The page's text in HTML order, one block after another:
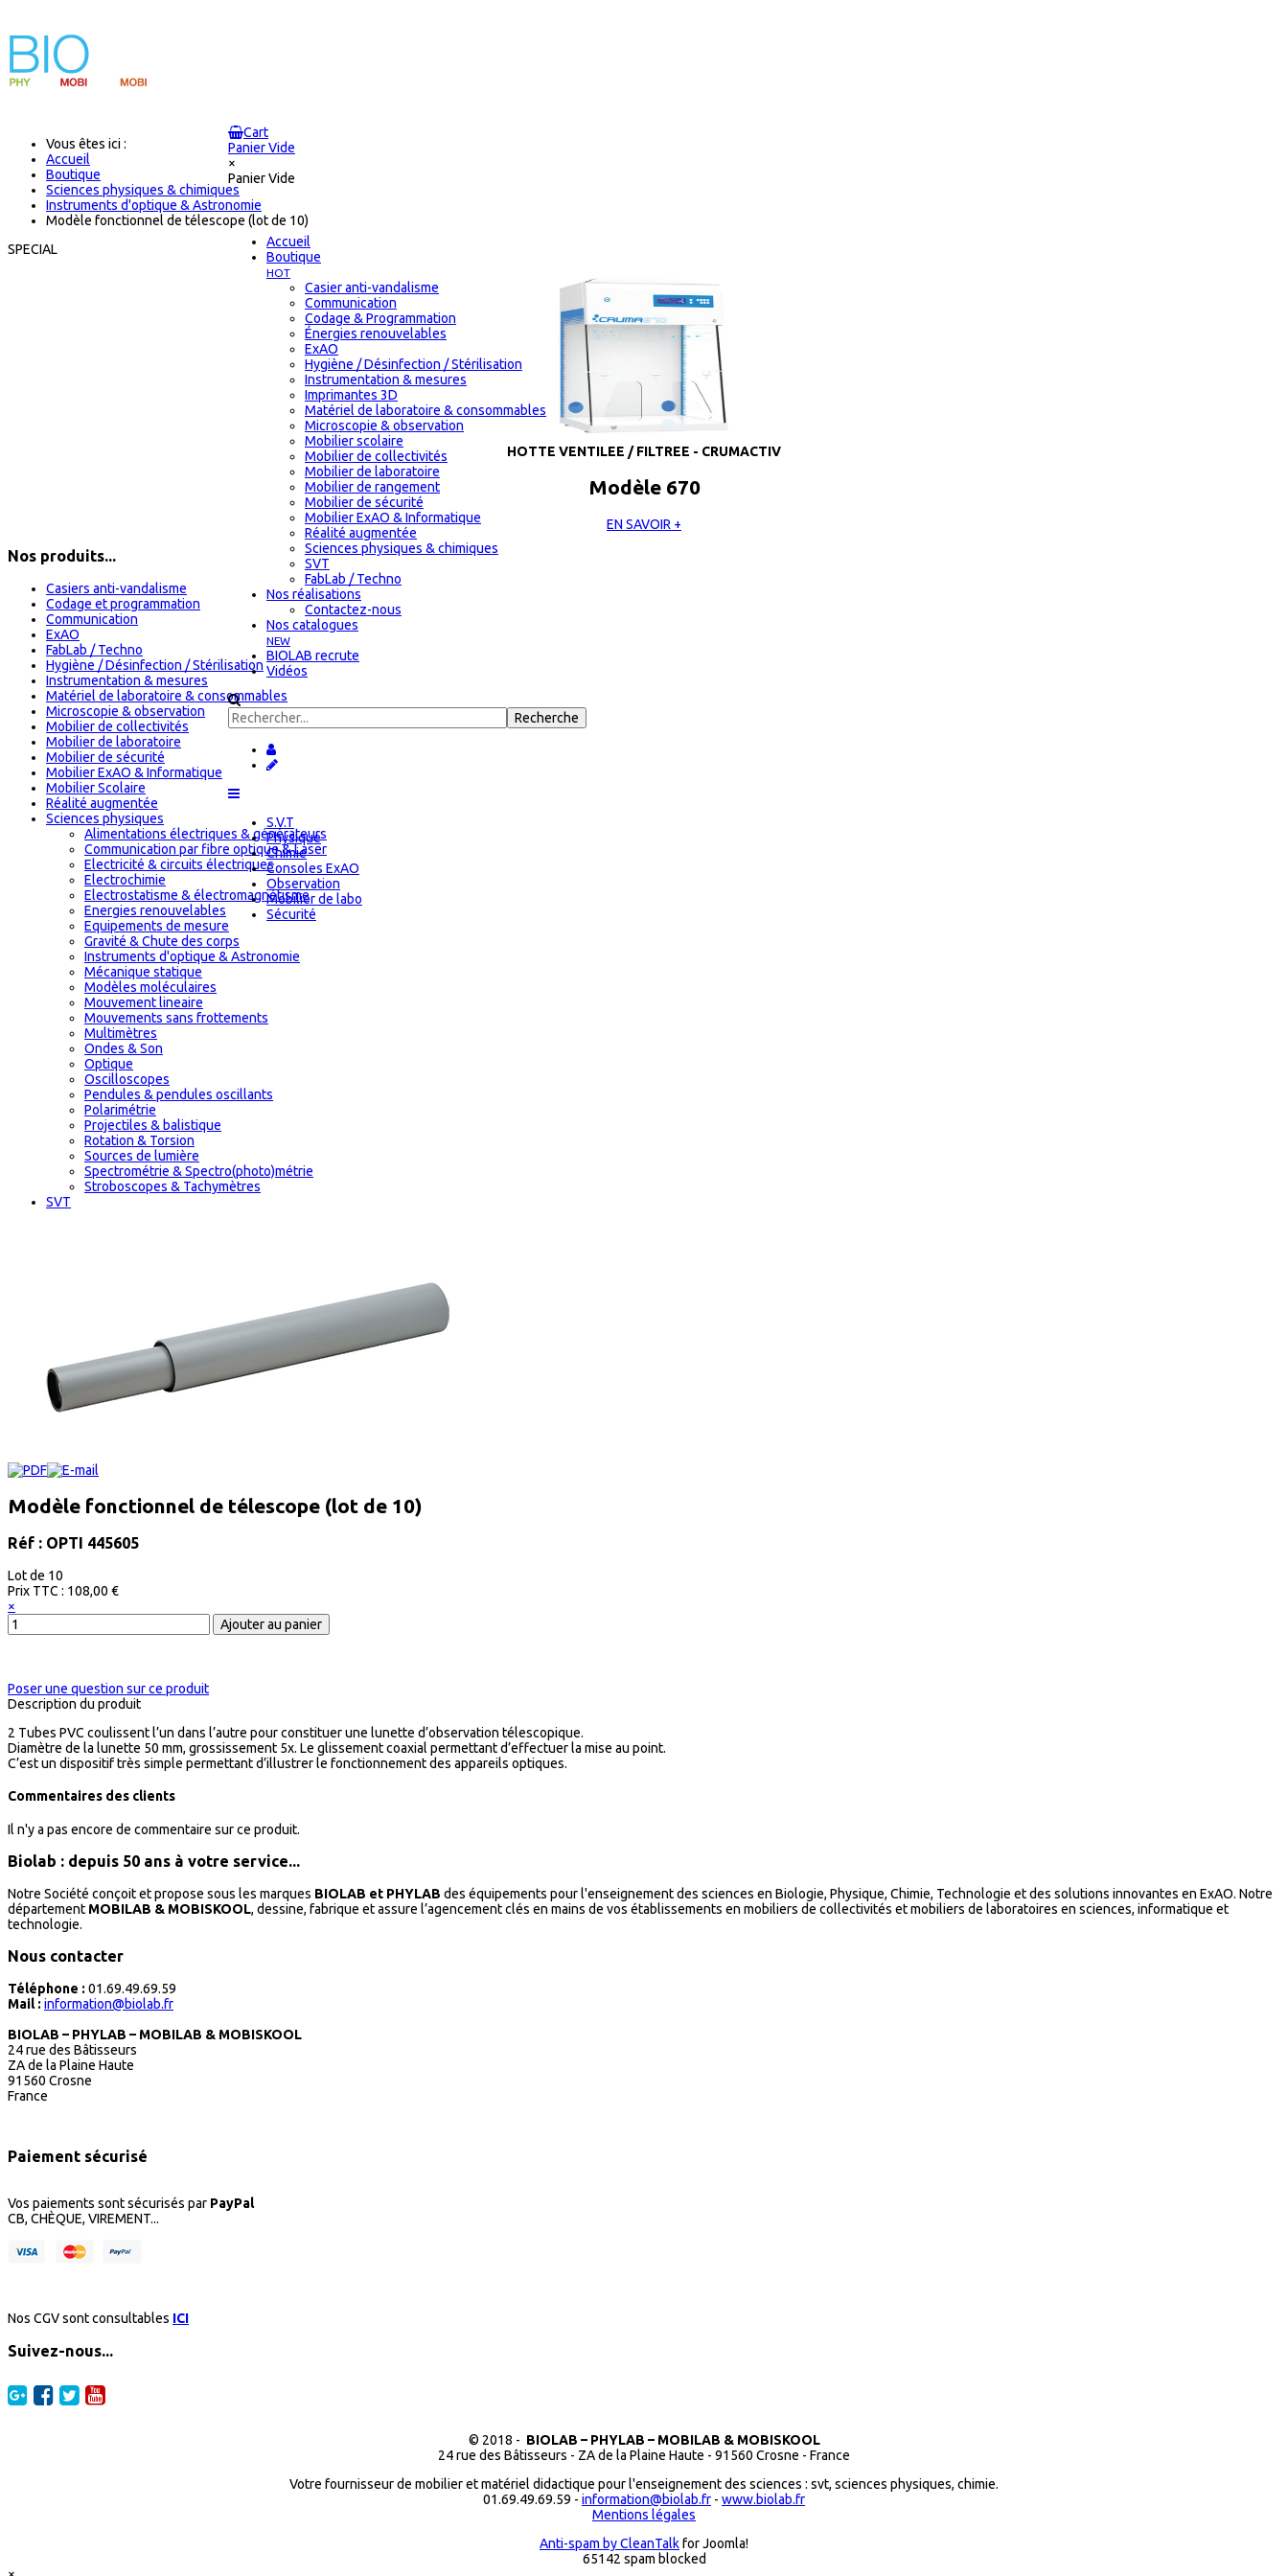
Cart
Panier Vide
×
Panier Vide
Accueil
Boutique
HOT
Casier anti-vandalisme
Communication
Codage & Programmation
Énergies renouvelables
ExAO
Hygiène / Désinfection / Stérilisation
Instrumentation & mesures
Imprimantes 3D
Matériel de laboratoire & consommables
Microscopie & observation
Mobilier scolaire
Mobilier de collectivités
Mobilier de laboratoire
Mobilier de rangement
Mobilier de sécurité
Mobilier ExAO & Informatique
Réalité augmentée
Sciences physiques & chimiques
SVT
FabLab / Techno
Nos réalisations
Contactez-nous
Nos catalogues
NEW
BIOLAB recrute
Vidéos
S.V.T
Physique
Chimie
Consoles ExAO
Observation
Mobilier de labo
Sécurité
Vous êtes ici :
Accueil
Boutique
Sciences physiques & chimiques
Instruments d'optique & Astronomie
Modèle fonctionnel de télescope (lot de 10)
SPECIAL
HOTTE VENTILEE / FILTREE - CRUMACTIV
Modèle 670
EN SAVOIR +
Nos produits...
Casiers anti-vandalisme
Codage et programmation
Communication
ExAO
FabLab / Techno
Hygiène / Désinfection / Stérilisation
Instrumentation & mesures
Matériel de laboratoire & consommables
Microscopie & observation
Mobilier de collectivités
Mobilier de laboratoire
Mobilier de sécurité
Mobilier ExAO & Informatique
Mobilier Scolaire
Réalité augmentée
Sciences physiques
Alimentations électriques & générateurs
Communication par fibre optique & Laser
Electricité & circuits électriques
Electrochimie
Electrostatisme & électromagnétisme
Energies renouvelables
Equipements de mesure
Gravité & Chute des corps
Instruments d'optique & Astronomie
Mécanique statique
Modèles moléculaires
Mouvement lineaire
Mouvements sans frottements
Multimètres
Ondes & Son
Optique
Oscilloscopes
Pendules & pendules oscillants
Polarimétrie
Projectiles & balistique
Rotation & Torsion
Sources de lumière
Spectrométrie & Spectro(photo)métrie
Stroboscopes & Tachymètres
SVT
Modèle fonctionnel de télescope (lot de 10)
Réf : OPTI 445605
Lot de 10
Prix ​​TTC : 108,00 €
×
Poser une question sur ce produit
Description du produit
2 Tubes PVC coulissent l’un dans l’autre pour constituer une lunette d’observation télescopique.
Diamètre de la lunette 50 mm, grossissement 5x. Le glissement coaxial permettant d’effectuer la mise au point.
C’est un dispositif très simple permettant d’illustrer le fonctionnement des appareils optiques.
Commentaires des clients
Il n'y a pas encore de commentaire sur ce produit.
Biolab : depuis 50 ans à votre service...
Notre Société conçoit et propose sous les marques BIOLAB et PHYLAB des équipements pour l'enseignement des sciences en Biologie, Physique, Chimie, Technologie et des solutions innovantes en ExAO. Notre
département MOBILAB & MOBISKOOL, dessine, fabrique et assure l’agencement clés en mains de vos établissements en mobiliers de collectivités et mobiliers de laboratoires en sciences, informatique et
technologie.
Nous contacter
Téléphone : 01.69.49.69.59
Mail : information@biolab.fr
BIOLAB – PHYLAB – MOBILAB & MOBISKOOL
24 rue des Bâtisseurs
ZA de la Plaine Haute
91560 Crosne
France
Paiement sécurisé
Vos paiements sont sécurisés par PayPal
CB, CHÈQUE, VIREMENT...
Nos CGV sont consultables ICI
Suivez-nous...
© 2018 - BIOLAB – PHYLAB – MOBILAB & MOBISKOOL
24 rue des Bâtisseurs - ZA de la Plaine Haute - 91560 Crosne - France
Votre fournisseur de mobilier et matériel didactique pour l'enseignement des sciences : svt, sciences physiques, chimie.
01.69.49.69.59 - information@biolab.fr - www.biolab.fr
Mentions légales
Anti-spam by CleanTalkfor Joomla!
65142 spam blocked